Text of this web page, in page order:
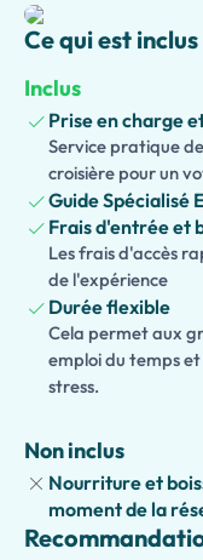
patrimoine mondial
indépendamment ou
mythologie et
ancienne cité
familles voyageant
choisir une visite
comportant des
des activités
rendre
jeunes explorateurs.
Après votre visite à
laitière
fabrication du
dégustez de la
que d'autres
avant les saveurs
Ce qui est inclus
Inclus
Prise en charge
Service pratique
croisière pour un
Guide Spécialisé
Frais d'entrée et
Les frais d'accès
de l'expérience
Durée flexible
Cela permet aux
emploi du temps
stress.
Non inclus
Nourriture et
moment de la